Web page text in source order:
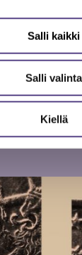
Salli kaikki
Salli valinta
Kiellä
päätoimittaja.